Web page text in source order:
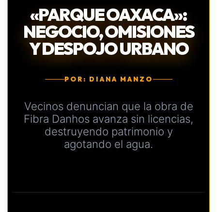
«PARQUE OAXACA»:
NEGOCIO, OMISIONES
Y DESPOJO URBANO
POR: DIANA MANZO
Vecinos denuncian que la obra de
Fibra Danhos avanza sin licencias,
destruyendo patrimonio y
agotando el agua.